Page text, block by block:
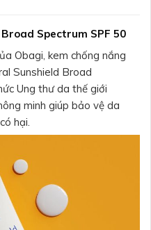
Spectrum SPF 50
Obagi, kem chống nắng
Sunshield Broad
Ung thư da thế giới
minh giúp bảo vệ da
hại.